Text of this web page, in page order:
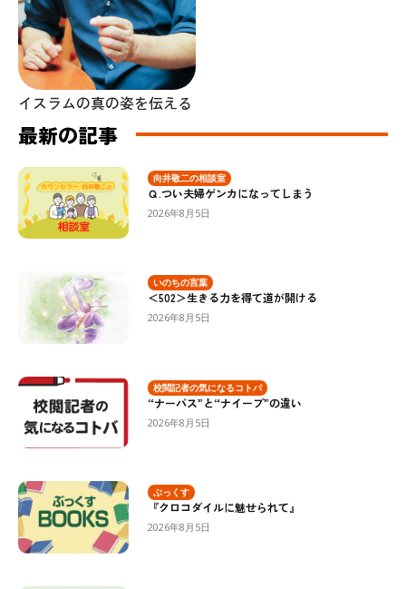
イスラムの真の姿を伝える
最新の記事
向井敬二の相談室
Ｑ.つい夫婦ゲンカになってしまう
2026年8月5日
いのちの言葉
＜502＞生きる力を得て道が開ける
2026年8月5日
校閲記者の気になるコトバ
“ナーバス”と“ナイーブ”の違い
2026年8月5日
ぶっくす
『クロコダイルに魅せられて』
2026年8月5日